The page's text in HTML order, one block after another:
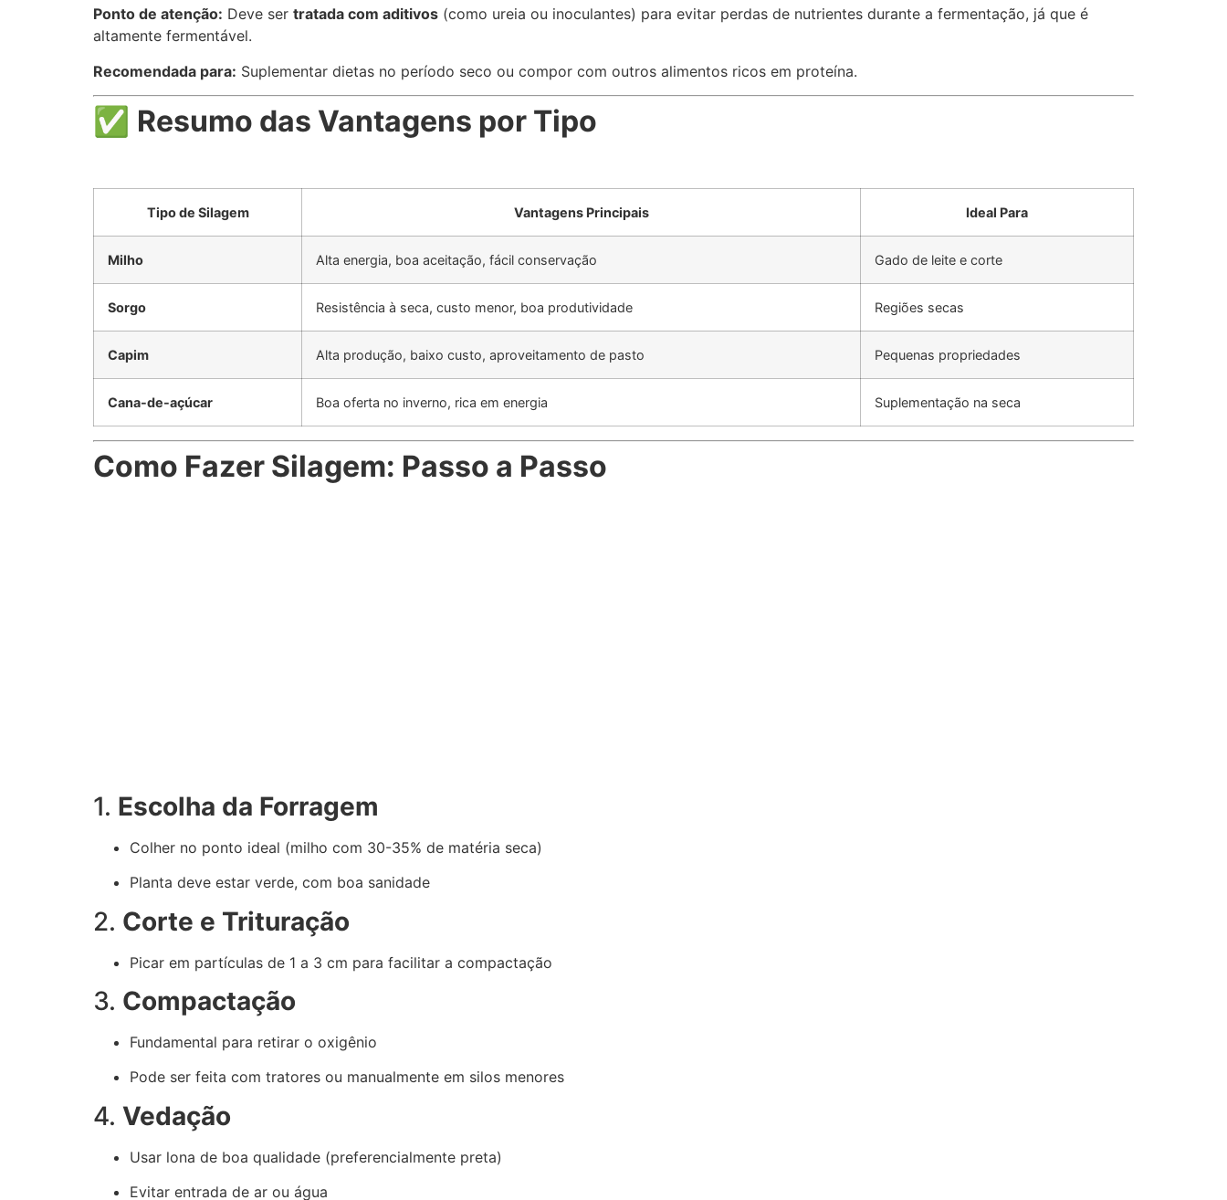
Ponto de atenção: Deve ser tratada com aditivos (como ureia ou inoculantes) para evitar perdas de nutrientes durante a fermentação, já que é
altamente fermentável.
Recomendada para: Suplementar dietas no período seco ou compor com outros alimentos ricos em proteína.
✅ Resumo das Vantagens por Tipo
Tipo de Silagem Vantagens Principais Ideal Para
Milho Alta energia, boa aceitação, fácil conservação Gado de leite e corte
Sorgo Resistência à seca, custo menor, boa produtividade Regiões secas
Capim Alta produção, baixo custo, aproveitamento de pasto Pequenas propriedades
Cana-de-açúcar Boa oferta no inverno, rica em energia Suplementação na seca
Como Fazer Silagem: Passo a Passo
1. Escolha da Forragem
Colher no ponto ideal (milho com 30-35% de matéria seca)
Planta deve estar verde, com boa sanidade
2. Corte e Trituração
Picar em partículas de 1 a 3 cm para facilitar a compactação
3. Compactação
Fundamental para retirar o oxigênio
Pode ser feita com tratores ou manualmente em silos menores
4. Vedação
Usar lona de boa qualidade (preferencialmente preta)
Evitar entrada de ar ou água